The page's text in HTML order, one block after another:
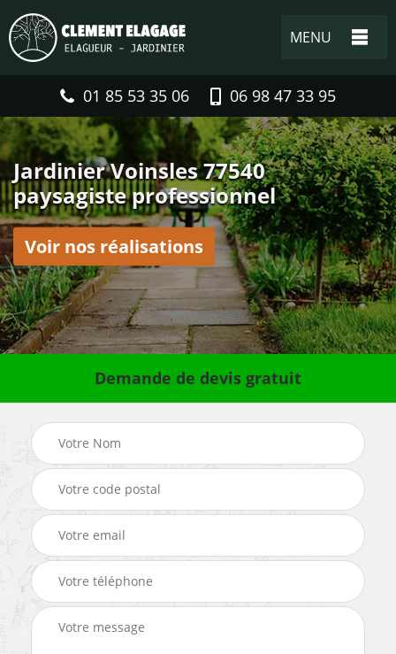
MENU
01 85 53 35 06 06 98 47 33 95
Jardinier Voinsles 77540
paysagiste professionnel
Voir nos réalisations
Demande de devis gratuit